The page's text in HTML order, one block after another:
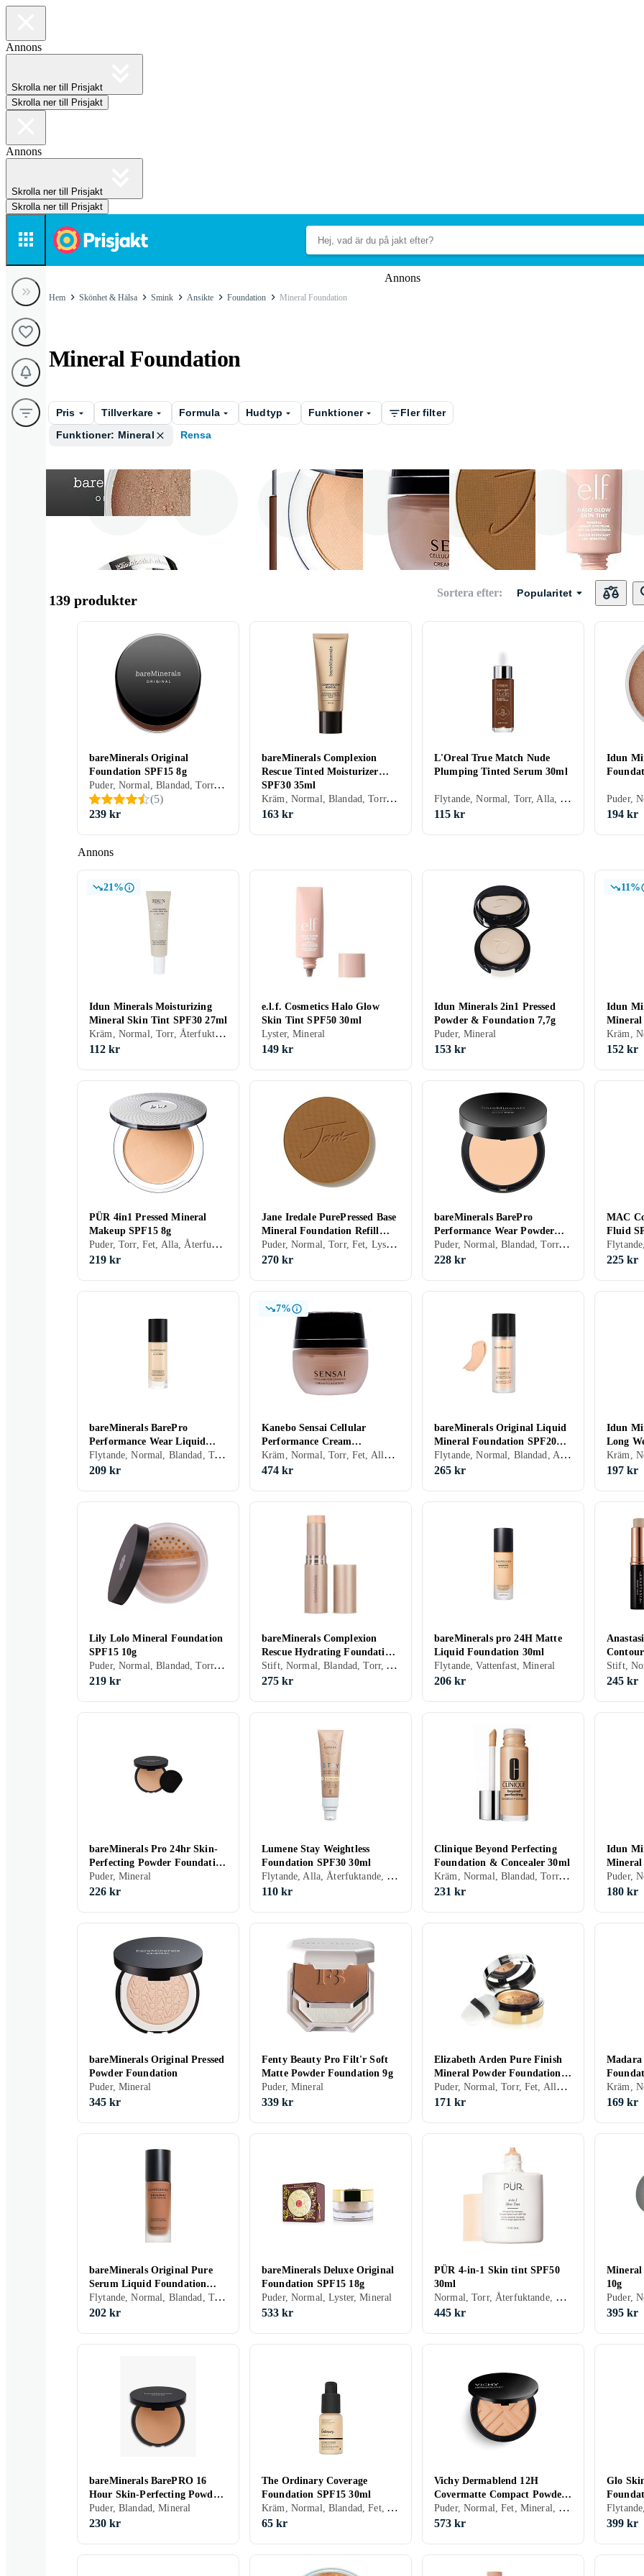
Annons
Skrolla ner till Prisjakt
Skrolla ner till Prisjakt
Annons
Skrolla ner till Prisjakt
Skrolla ner till Prisjakt
Annons
Hem Skönhet & Hälsa Smink Ansikte Foundation Mineral Foundation
Mineral Foundation
Pris Tillverkare Formula Hudtyp Funktioner
Fler filter
Funktioner: Mineral
Rensa
L ' Oréal Paris Kanebo Jane Iredale e
Elizabeth Arden Clinique MAC Cosmetics Fenty
Lily Lolo Glo Skin Beauty Maria Åkerberg Rimmel Uoga Uoga Bobbi
Avene
139 produkter Sortera efter: Popularitet
Annons
bareMinerals Original
Foundation SPF15 8g
Puder, Normal, Blandad, Torr, Fet, Alla, Återfuktande, Lyster, Mineral, Oljefri, Parabenfri, Cruelty free, Parfymfri, Sulfatfri, Veganskt, Allergitestad
(5)
239 kr
bareMinerals Complexion
Rescue Tinted Moisturizer
SPF30 35ml
Kräm, Normal, Blandad, Torr, Fet, Alla, Återfuktande, Lyster, Mineral, Oljefri, Parabenfri, Parfymfri, Silikonfri, Sulfatfri, Veganskt, Allergitestad
163 kr
L'Oreal True Match Nude
Plumping Tinted Serum 30ml
Flytande, Normal, Torr, Alla, Återfuktande, Lyster, Mineral, Parfymfri
115 kr
Idun
194 kr
21%
Idun Minerals Moisturizing
Mineral Skin Tint SPF30 27ml
Kräm, Normal, Torr, Återfuktande, Bronzing, Mineral, Veganskt
112 kr
e.l.f. Cosmetics Halo Glow
Skin Tint SPF50 30ml
Lyster, Mineral
149 kr
Idun Minerals 2in1 Pressed
Powder & Foundation 7,7g
Puder, Mineral
153 kr
11%
Idun
Mineral
152 kr
PÜR 4in1 Pressed Mineral
Makeup SPF15 8g
Puder, Torr, Fet, Alla, Återfuktande, Lyster, Mineral, Parabenfri, Kompakt
219 kr
Jane Iredale PurePressed Base
Mineral Foundation Refill
9,9g
Puder, Normal, Torr, Fet, Lyster, Mineral, Oljefri, Parabenfri, Cruelty free, Veganskt
270 kr
bareMinerals BarePro
Performance Wear Powder
Foundation 10ml
Puder, Normal, Blandad, Torr, Fet, Alla, Återfuktande, Bronzing, Lyster, Uppstramande, Mineral, Oljefri, Parabenfri, Kompakt, Sulfatfri, Veganskt, Allergitestad
228 kr
MAC
Fluid
225 kr
bareMinerals BarePro
Performance Wear Liquid
Foundation SPF20 30ml
Flytande, Normal, Blandad, Torr, Fet, Alla, Vattenfast, Återfuktande, Mineral, Oljefri, Parabenfri, Cruelty free, Parfymfri, Veganskt, Allergitestad
209 kr
7%
Kanebo Sensai Cellular
Performance Cream
Foundation 30ml
Kräm, Normal, Torr, Fet, Alla, Återfuktande, Lyster, Uppstramande, Mineral
474 kr
bareMinerals Original Liquid
Mineral Foundation SPF20
30ml
Flytande, Normal, Blandad, Alla, Lyster, Mineral, Silikonfri, Veganskt
265 kr
Idun
Long
197 kr
Lily Lolo Mineral Foundation
SPF15 10g
Puder, Normal, Blandad, Torr, Fet, Alla, Vattenfast, Bronzing, Lyster, Mineral, Oljefri, Parabenfri, Cruelty free, Veganskt
219 kr
bareMinerals Complexion
Rescue Hydrating Foundation
Stick SPF25 10g
Stift, Normal, Blandad, Torr, Alla, Återfuktande, Lyster, Mineral, Oljefri, Parabenfri, Veganskt, Allergitestad
275 kr
bareMinerals pro 24H Matte
Liquid Foundation 30ml
Flytande, Vattenfast, Mineral
206 kr
245 kr
bareMinerals Pro 24hr Skin-
Perfecting Powder Foundation
8g
Puder, Mineral
226 kr
Lumene Stay Weightless
Foundation SPF30 30ml
Flytande, Alla, Återfuktande, Lyster, Mineral, Parfymfri, Veganskt
110 kr
Clinique Beyond Perfecting
Foundation & Concealer 30ml
Kräm, Normal, Blandad, Torr, Fet, Alla, Återfuktande, Lyster, Mineral, Oljefri, Parabenfri, Parfymfri, Allergitestad
231 kr
Idun
180 kr
bareMinerals Original Pressed
Powder Foundation
Puder, Mineral
345 kr
Fenty Beauty Pro Filt'r Soft
Matte Powder Foundation 9g
Puder, Mineral
339 kr
Elizabeth Arden Pure Finish
Mineral Powder Foundation
SPF20 9g
Puder, Normal, Torr, Fet, Alla, Återfuktande, Bronzing, Lyster, Mineral, Oljefri, Parfymfri, Allergitestad
171 kr
169 kr
bareMinerals Original Pure
Serum Liquid Foundation
30ml
Flytande, Normal, Blandad, Torr, Fet, Alla, Återfuktande, Mineral
202 kr
bareMinerals Deluxe Original
Foundation SPF15 18g
Puder, Normal, Lyster, Mineral
533 kr
PÜR 4-in-1 Skin tint SPF50
30ml
Normal, Torr, Återfuktande, Mineral
445 kr
Mineral
10g
Puder,
395 kr
bareMinerals BarePRO 16
Hour Skin-Perfecting Powder
Foundation 8g
Puder, Blandad, Mineral
230 kr
The Ordinary Coverage
Foundation SPF15 30ml
Kräm, Normal, Blandad, Fet, Alla, Mineral, Cruelty free, Veganskt
65 kr
Vichy Dermablend 12H
Covermatte Compact Powder
Foundation SPF25 9.5g
Puder, Normal, Fet, Mineral, Parabenfri, Kompakt, Allergitestad
573 kr
Glo
399 kr